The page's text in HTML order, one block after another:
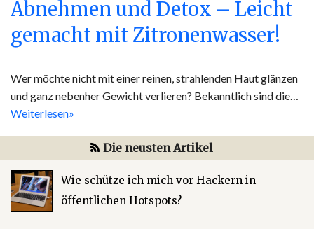
Abnehmen und Detox – Leicht
gemacht mit Zitronenwasser!
Wer möchte nicht mit einer reinen, strahlenden Haut glänzen
und ganz nebenher Gewicht verlieren? Bekanntlich sind die…
Weiterlesen»
Die neusten Artikel
Wie schütze ich mich vor Hackern in
öffentlichen Hotspots?